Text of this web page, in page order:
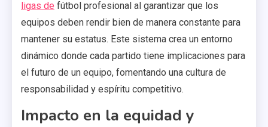
ligas de fútbol profesional al garantizar que los
equipos deben rendir bien de manera constante para
mantener su estatus. Este sistema crea un entorno
dinámico donde cada partido tiene implicaciones para
el futuro de un equipo, fomentando una cultura de
responsabilidad y espíritu competitivo.
Impacto en la equidad y